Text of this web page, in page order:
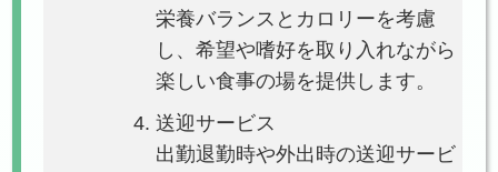
栄養バランスとカロリーを考慮
し、希望や嗜好を取り入れながら
楽しい食事の場を提供します。
送迎サービス
出勤退勤時や外出時の送迎サービ